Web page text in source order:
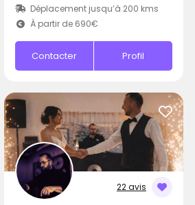
Déplacement jusqu’à 200 kms
À partir de 690€
Contacter Profil
22 avis